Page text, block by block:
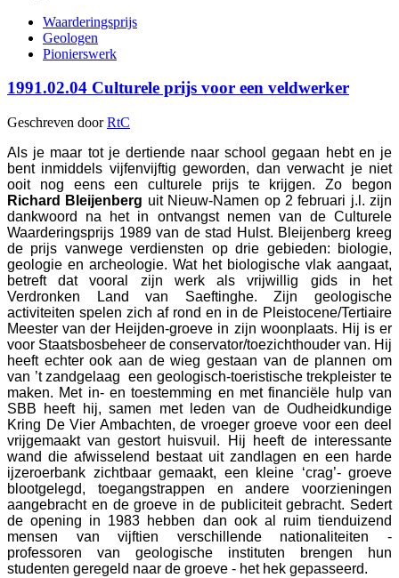
Waarderingsprijs
Geologen
Pionierswerk
1991.02.04 Culturele prijs voor een veldwerker
Geschreven doorRtC
Als je maar tot je dertiende naar school gegaan hebt en je
bent inmiddels vijfenvijftig geworden, dan verwacht je niet
ooit nog eens een culturele prijs te krijgen. Zo begon
Richard Bleijenberg uit Nieuw-Namen op 2 februari j.l. zijn
dankwoord na het in ontvangst nemen van de Culturele
Waarderingsprijs 1989 van de stad Hulst. Bleijenberg kreeg
de prijs vanwege verdiensten op drie gebieden: biologie,
geologie en archeologie. Wat het biologische vlak aangaat,
betreft dat vooral zijn werk als vrijwillig gids in het
Verdronken Land van Saeftinghe. Zijn geologische
activiteiten spelen zich af rond en in de Pleistocene/Tertiaire
Meester van der Heijden-groeve in zijn woonplaats. Hij is er
voor Staatsbosbeheer de conservator/toezichthouder van. Hij
heeft echter ook aan de wieg gestaan van de plannen om
van ’t zandgelaag een geologisch-toeristische trekpleister te
maken. Met in- en toestemming en met financiële hulp van
SBB heeft hij, samen met leden van de Oudheidkundige
Kring De Vier Ambachten, de vroeger groeve voor een deel
vrijgemaakt van gestort huisvuil. Hij heeft de interessante
wand die afwisselend bestaat uit zandlagen en een harde
ijzeroerbank zichtbaar gemaakt, een kleine ‘crag’- groeve
blootgelegd, toegangstrappen en andere voorzieningen
aangebracht en de groeve in de publiciteit gebracht. Sedert
de opening in 1983 hebben dan ook al ruim tienduizend
mensen van vijftien verschillende nationaliteiten -
professoren van geologische instituten brengen hun
studenten geregeld naar de groeve - het hek gepasseerd.